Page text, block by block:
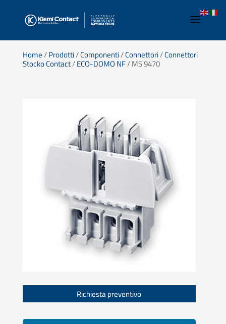
Home/Prodotti/Componenti/Connettori/Connettori
Stocko Contact/ECO-DOMO NF/ MS 9470
Richiesta preventivo